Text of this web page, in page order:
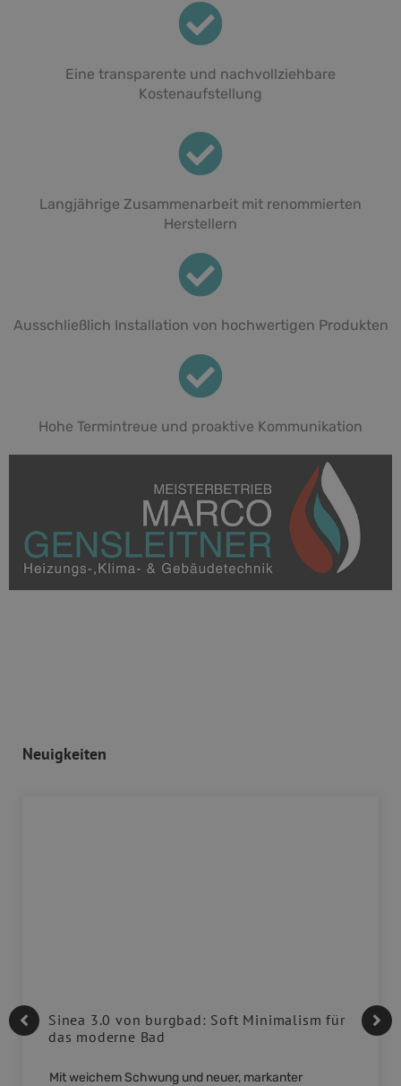
Eine transparente und nachvollziehbare
Kostenaufstellung
Langjährige Zusammenarbeit mit renommierten
Herstellern
Ausschließlich Installation von hochwertigen Produkten
Hohe Termintreue und proaktive Kommunikation
Neuigkeiten
Sinea 3.0 von burgbad: Soft Minimalism für
das moderne Bad
Mit weichem Schwung und neuer, markanter